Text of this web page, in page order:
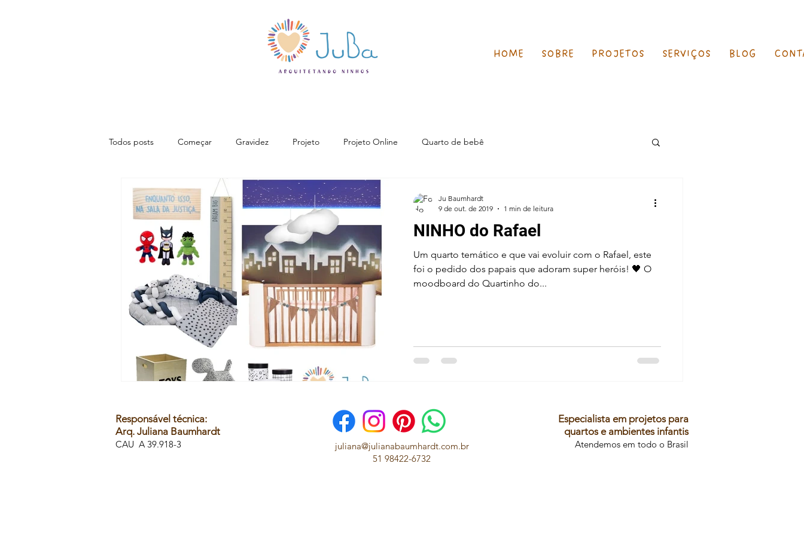
HOME SOBRE PROJETOS SERVIÇOS BLOG
Todos posts Começar Gravidez Projeto Projeto Online Quarto de bebê
NINHO do Rafael
Um quarto temático e que vai evoluir com o Rafael, este
foi o pedido dos papais que adoram super heróis! 🖤 O
moodboard do Quartinho do...
Ju Baumhardt
9 de out. de 2019
1 min de leitura
Responsável técnica:
Arq. Juliana Baumhardt
CAU A 39.918-3
juliana@julianabaumhardt.com.br
51 98422-6732
Especialista em projetos para
quartos e ambientes infantis
Atendemos em todo o Brasil